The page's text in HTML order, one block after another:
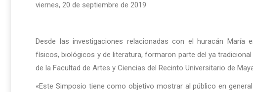
viernes, 20 de septiembre de 2019
Desde las investigaciones relacionadas con el huracán María
físicos, biológicos y de literatura, formaron parte del ya
de la Facultad de Artes y Ciencias del Recinto Universitario de
«Este Simposio tiene como objetivo mostrar al público en